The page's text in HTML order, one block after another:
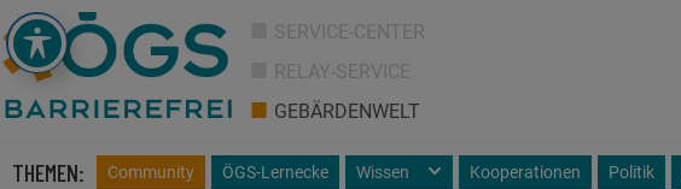
SERVICE-CENTER
RELAY-SERVICE
GEBÄRDENWELT
THEMEN: Community ÖGS-Lernecke Wissen Kooperationen Politik